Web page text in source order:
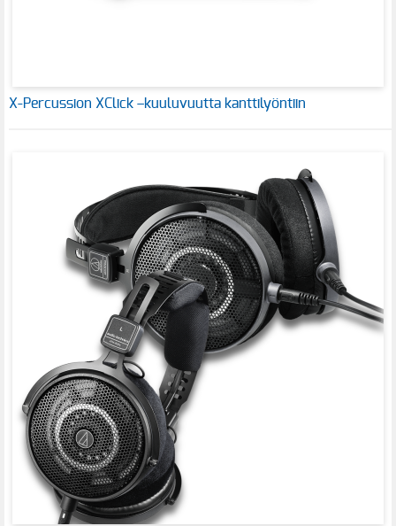
X-Percussion XClick –kuuluvuutta kanttilyöntiin